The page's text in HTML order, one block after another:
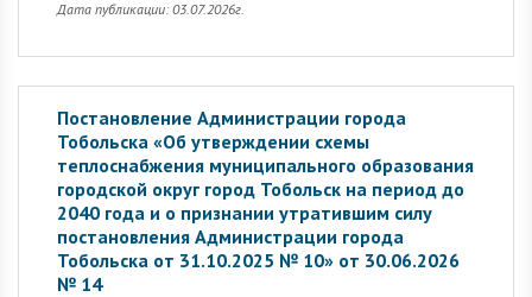
Дата публикации: 03.07.2026г.
Постановление Администрации города
Тобольска «Об утверждении схемы
теплоснабжения муниципального образования
городской округ город Тобольск на период до
2040 года и о признании утратившим силу
постановления Администрации города
Тобольска от 31.10.2025 № 10» от 30.06.2026
№ 14